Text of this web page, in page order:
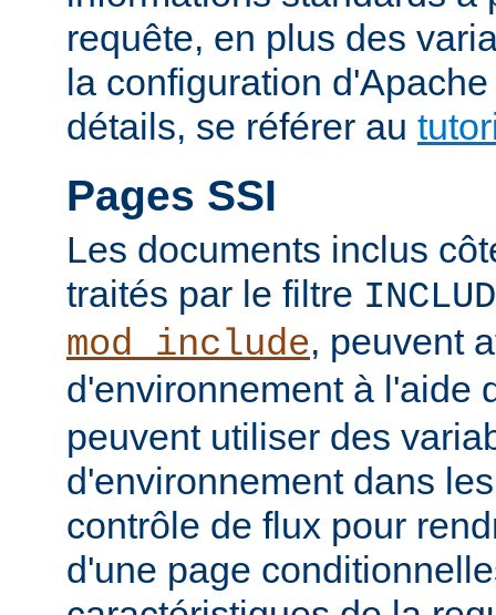
requête, en plus des
la configuration
détails, se référer au
Pages SSI
Les documents inclus
traités par le filtre
mod_include, peuvent
d'environnement à l'aide
peuvent utiliser des
d'environnement dans
contrôle de flux pour
d'une page